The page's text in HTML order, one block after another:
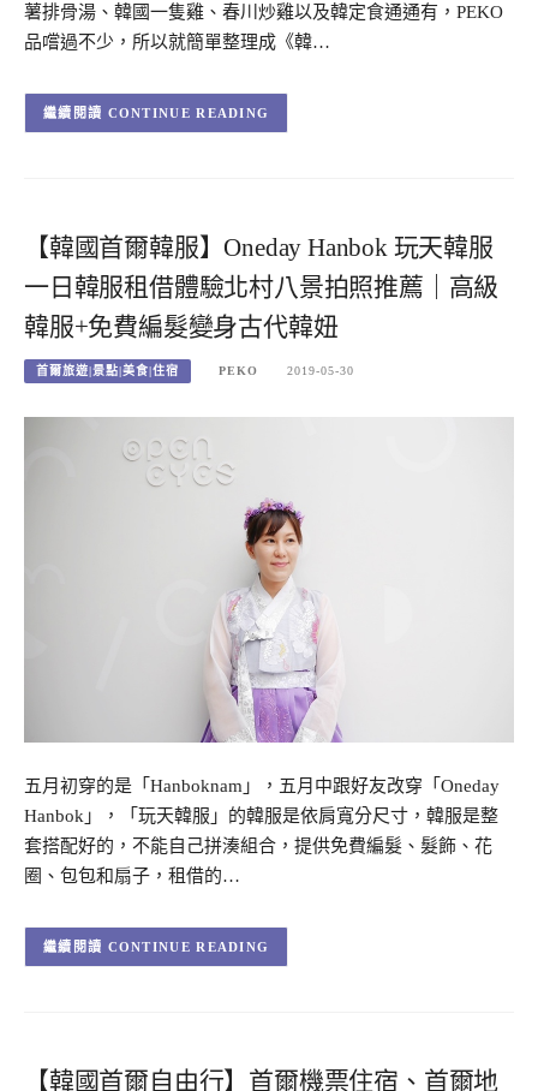
薯排骨湯、韓國一隻雞、春川炒雞以及韓定食通通有，PEKO
品嚐過不少，所以就簡單整理成《韓…
CONTINUE READING
【韓國首爾韓服】Oneday Hanbok 玩天韓服
一日韓服租借體驗北村八景拍照推薦｜高級
韓服+免費編髮變身古代韓妞
首爾旅遊|景點|美食|住宿 PEKO 2019-05-30
五月初穿的是「Hanboknam」，五月中跟好友改穿「Oneday
Hanbok」，「玩天韓服」的韓服是依肩寬分尺寸，韓服是整
套搭配好的，不能自己拼湊組合，提供免費編髮、髮飾、花
圈、包包和扇子，租借的…
CONTINUE READING
【韓國首爾自由行】首爾機票住宿、首爾地